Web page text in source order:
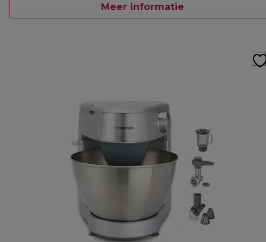
Meer informatie